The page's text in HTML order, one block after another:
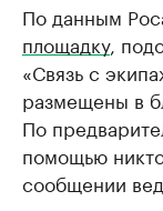
По данным
площадку,
«Связь с
размещены в
По
помощью
сообщении